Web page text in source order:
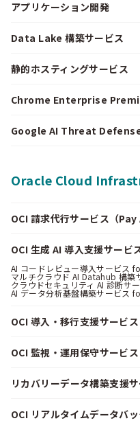
アプリケーション開発
Data Lake 構築サービス
静的ホスティングサービス
Chrome Enterprise
Google AI Threat Defense
Oracle Cloud
OCI 請求代行サービス（Pay
OCI 生成 AI 導入支援サービ
AI コードレビュー導入サービス
マルチクラウド AI Datahub 構築
クラウドセキュリティ AI 診断サ
AI データ分析基盤構築サービス
OCI 導入・移行支援サービス
OCI 監視・運用保守サービス
リカバリーデータ構築支援
OCI リアルタイムデータバ